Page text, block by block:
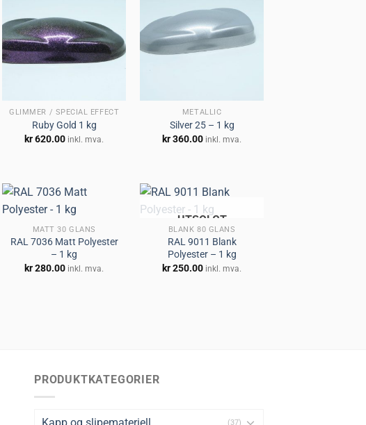
Legg til
huskeliste
GLIMMER / SPECIAL EFFECT
Ruby Gold 1 kg
kr620.00 inkl. mva.
Legg til
huskeliste
METALLIC
Silver 25 – 1 kg
kr360.00 inkl. mva.
Legg til
MATT 30 GLANS
RAL 7036 Matt Polyester
– 1 kg
kr280.00 inkl. mva.
Legg til
huskeliste
UTSOLGT
BLANK 80 GLANS
RAL 9011 Blank
Polyester – 1 kg
kr250.00 inkl. mva.
PRODUKTKATEGORIER
(37)